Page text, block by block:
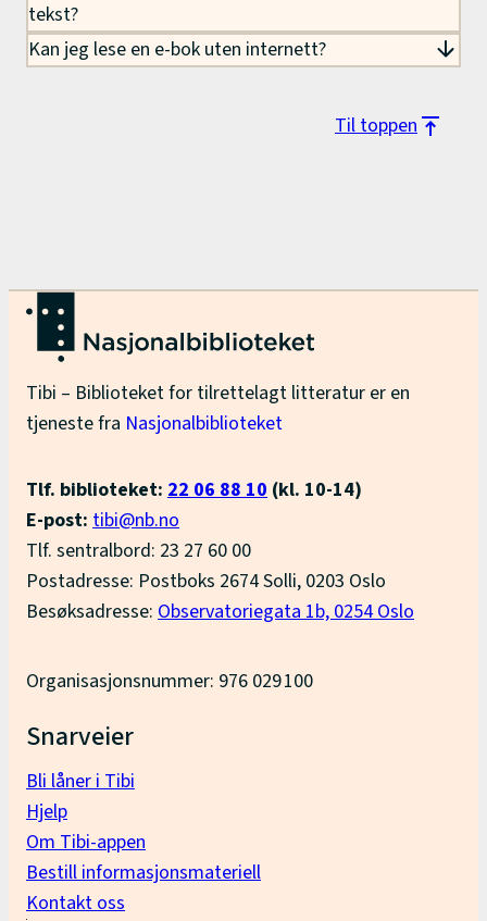
tekst?
Kan jeg lese en e-bok uten internett?
Til toppen
Tibi – Biblioteket for tilrettelagt litteratur er en
tjeneste fra Nasjonalbiblioteket
Tlf. biblioteket: 22 06 88 10 (kl. 10-14)
E-post: tibi@nb.no
Tlf. sentralbord: 23 27 60 00
Postadresse: Postboks 2674 Solli, 0203 Oslo
Besøksadresse: Observatoriegata 1b, 0254 Oslo
Organisasjonsnummer: 976 029 100
Snarveier
Bli låner i Tibi
Hjelp
Om Tibi-appen
Bestill informasjonsmateriell
Kontakt oss